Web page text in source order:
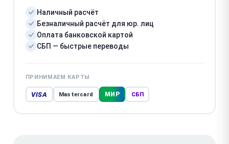
Наличный расчёт
Безналичный расчёт для юр. лиц
Оплата банковской картой
СБП — быстрые переводы
ПРИНИМАЕМ КАРТЫ
VISA Mastercard МИР СБП